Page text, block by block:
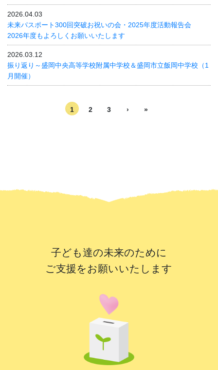
2026.04.03
未来パスポート300回突破お祝いの会・2025年度活動報告会
2026年度もよろしくお願いいたします
2026.03.12
振り返り～盛岡中央高等学校附属中学校＆盛岡市立飯岡中学校（1
月開催）
1 2 3 › »
子ども達の未来のために
ご支援をお願いいたします